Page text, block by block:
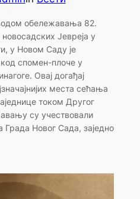
обележавања 82.
Јевреја у
у Новом Саду је
спомен-плоче у
Овај догађај
места сећања
током Другог
су учествовали
Новог Сада, заједно